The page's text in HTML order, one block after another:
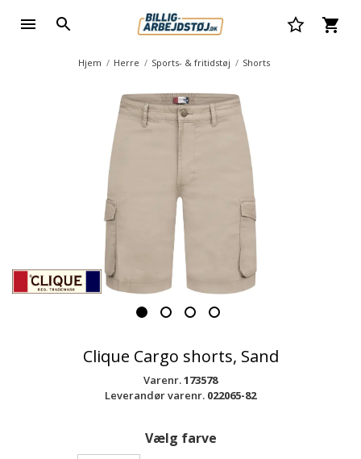
Hjem Herre Sports- & fritidstøj Shorts
Clique Cargo shorts, Sand
Varenr.173578
Leverandør varenr. 022065-82
Vælg farve